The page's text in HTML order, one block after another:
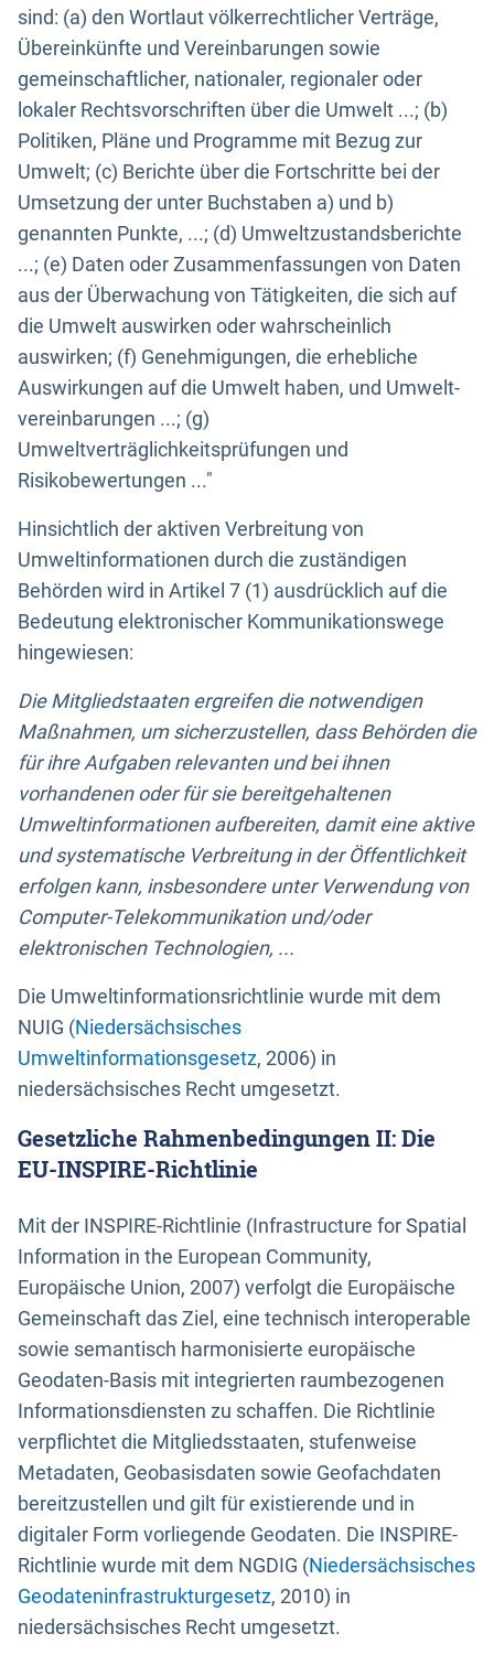
sind: (a) den Wortlaut völkerrechtlicher Verträge,
Übereinkünfte und Vereinbarungen sowie
gemeinschaftlicher, nationaler, regionaler oder
lokaler Rechtsvorschriften über die Umwelt ...; (b)
Politiken, Pläne und Programme mit Bezug zur
Umwelt; (c) Berichte über die Fortschritte bei der
Umsetzung der unter Buchstaben a) und b)
genannten Punkte, ...; (d) Umweltzustandsberichte
...; (e) Daten oder Zusammenfassungen von Daten
aus der Überwachung von Tätigkeiten, die sich auf
die Umwelt auswirken oder wahrscheinlich
auswirken; (f) Genehmigungen, die erhebliche
Auswirkungen auf die Umwelt haben, und Umwelt-
vereinbarungen ...; (g)
Umweltverträglichkeitsprüfungen und
Risikobewertungen ..."
Hinsichtlich der aktiven Verbreitung von
Umweltinformationen durch die zuständigen
Behörden wird in Artikel 7 (1) ausdrücklich auf die
Bedeutung elektronischer Kommunikationswege
hingewiesen:
Die Mitgliedstaaten ergreifen die notwendigen
Maßnahmen, um sicherzustellen, dass Behörden die
für ihre Aufgaben relevanten und bei ihnen
vorhandenen oder für sie bereitgehaltenen
Umweltinformationen aufbereiten, damit eine aktive
und systematische Verbreitung in der Öffentlichkeit
erfolgen kann, insbesondere unter Verwendung von
Computer-Telekommunikation und/oder
elektronischen Technologien, ...
Die Umweltinformationsrichtlinie wurde mit dem
NUIG (Niedersächsisches
Umweltinformationsgesetz, 2006) in
niedersächsisches Recht umgesetzt.
Gesetzliche Rahmenbedingungen II: Die
EU-INSPIRE-Richtlinie
Mit der INSPIRE-Richtlinie (Infrastructure for Spatial
Information in the European Community,
Europäische Union, 2007) verfolgt die Europäische
Gemeinschaft das Ziel, eine technisch interoperable
sowie semantisch harmonisierte europäische
Geodaten-Basis mit integrierten raumbezogenen
Informationsdiensten zu schaffen. Die Richtlinie
verpflichtet die Mitgliedsstaaten, stufenweise
Metadaten, Geobasisdaten sowie Geofachdaten
bereitzustellen und gilt für existierende und in
digitaler Form vorliegende Geodaten. Die INSPIRE-
Richtlinie wurde mit dem NGDIG (Niedersächsisches
Geodateninfrastrukturgesetz, 2010) in
niedersächsisches Recht umgesetzt.